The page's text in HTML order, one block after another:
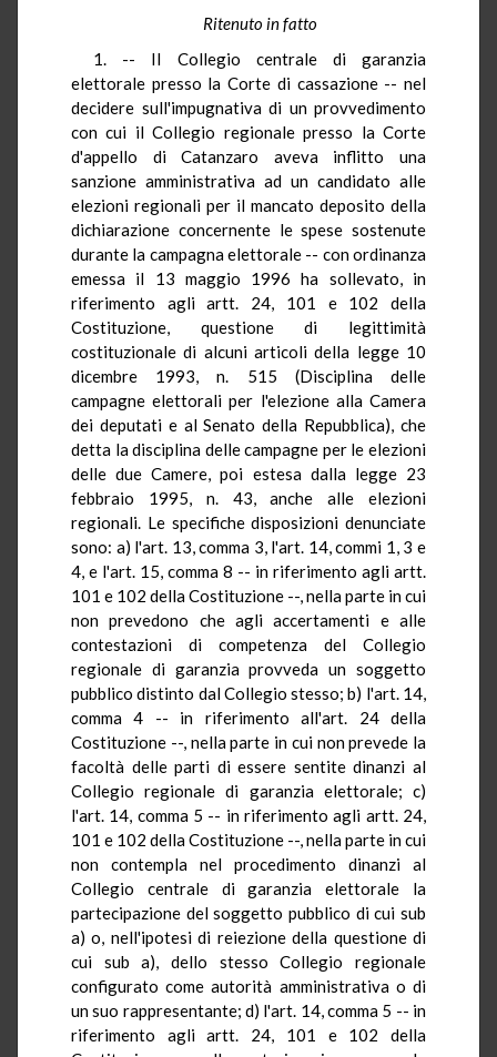
Ritenuto in fatto
1. -- Il Collegio centrale di garanzia
elettorale presso la Corte di cassazione -- nel
decidere sull'impugnativa di un provvedimento
con cui il Collegio regionale presso la Corte
d'appello di Catanzaro aveva inflitto una
sanzione amministrativa ad un candidato alle
elezioni regionali per il mancato deposito della
dichiarazione concernente le spese sostenute
durante la campagna elettorale -- con ordinanza
emessa il 13 maggio 1996 ha sollevato, in
riferimento agli artt. 24, 101 e 102 della
Costituzione, questione di legittimità
costituzionale di alcuni articoli della legge 10
dicembre 1993, n. 515 (Disciplina delle
campagne elettorali per l'elezione alla Camera
dei deputati e al Senato della Repubblica), che
detta la disciplina delle campagne per le elezioni
delle due Camere, poi estesa dalla legge 23
febbraio 1995, n. 43, anche alle elezioni
regionali. Le specifiche disposizioni denunciate
sono: a) l'art. 13, comma 3, l'art. 14, commi 1, 3 e
4, e l'art. 15, comma 8 -- in riferimento agli artt.
101 e 102 della Costituzione --, nella parte in cui
non prevedono che agli accertamenti e alle
contestazioni di competenza del Collegio
regionale di garanzia provveda un soggetto
pubblico distinto dal Collegio stesso; b) l'art. 14,
comma 4 -- in riferimento all'art. 24 della
Costituzione --, nella parte in cui non prevede la
facoltà delle parti di essere sentite dinanzi al
Collegio regionale di garanzia elettorale; c)
l'art. 14, comma 5 -- in riferimento agli artt. 24,
101 e 102 della Costituzione --, nella parte in cui
non contempla nel procedimento dinanzi al
Collegio centrale di garanzia elettorale la
partecipazione del soggetto pubblico di cui sub
a) o, nell'ipotesi di reiezione della questione di
cui sub a), dello stesso Collegio regionale
configurato come autorità amministrativa o di
un suo rappresentante; d) l'art. 14, comma 5 -- in
riferimento agli artt. 24, 101 e 102 della